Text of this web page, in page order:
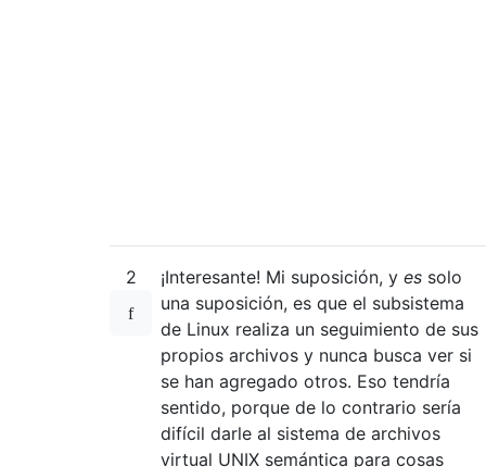
2 ¡Interesante! Mi suposición, y es solo
una suposición, es que el subsistema
de Linux realiza un seguimiento de sus
propios archivos y nunca busca ver si
se han agregado otros. Eso tendría
sentido, porque de lo contrario sería
difícil darle al sistema de archivos
virtual UNIX semántica para cosas